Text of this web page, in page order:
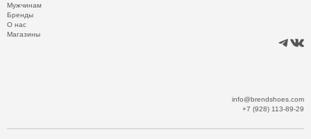
Мужчинам
Бренды
О нас
Магазины
info@brendshoes.com
+7 (928) 113-89-29